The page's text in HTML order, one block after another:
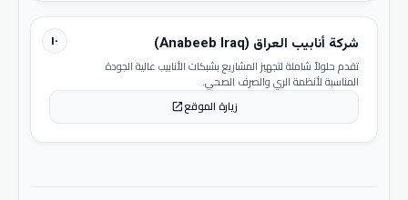
١٠ شركة أنابيب العراق (Anabeeb Iraq)
تقدم حلولاً شاملة لتجهيز المشاريع بشبكات الأنابيب عالية الجودة
المناسبة لأنظمة الري والصرف الصحي.
زيارة الموقعopen_in_new